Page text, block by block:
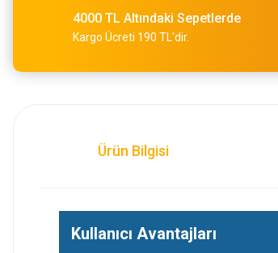
4000 TL Altındaki Sepetlerde
Kargo Ücreti 190 TL'dir.
Ürün Bilgisi
Kullanıcı Avantajları